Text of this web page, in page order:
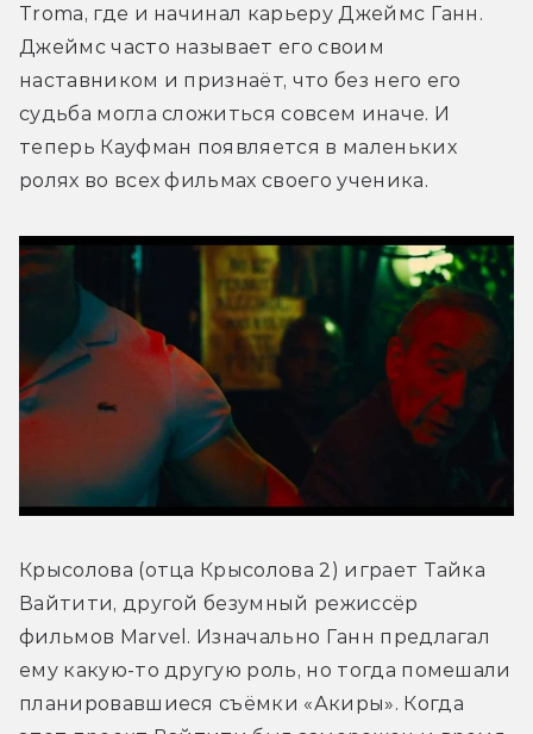
Troma, где и начинал карьеру Джеймс Ганн.
Джеймс часто называет его своим
наставником и признаёт, что без него его
судьба могла сложиться совсем иначе. И
теперь Кауфман появляется в маленьких
ролях во всех фильмах своего ученика.
Крысолова (отца Крысолова 2) играет Тайка
Вайтити, другой безумный режиссёр
фильмов Marvel. Изначально Ганн предлагал
ему какую-то другую роль, но тогда помешали
планировавшиеся съёмки «Акиры». Когда